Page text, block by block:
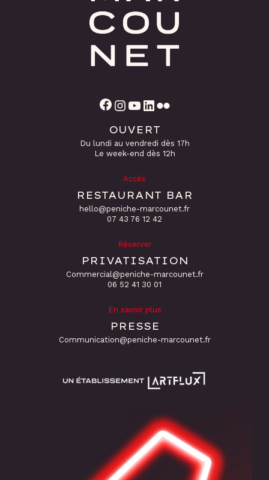
Facebook Instagram YouTube
OUVERT
Du lundi au vendredi dès 17h
Le week-end dès 12h
Accès
RESTAURANT BAR
hello@peniche-marcounet.fr
‭07 43 76 12 42
Réserver
PRIVATISATION
Commercial@peniche-marcounet.fr
06 52 41 30 01
En savoir plus
PRESSE
Communication@peniche-marcounet.fr